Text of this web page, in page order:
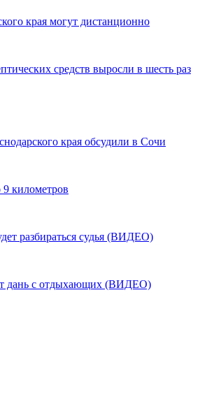
края могут дистанционно
средств выросли в шесть раз
края обсудили в Сочи
километров
разбираться судья (ВИДЕО)
дань с отдыхающих (ВИДЕО)